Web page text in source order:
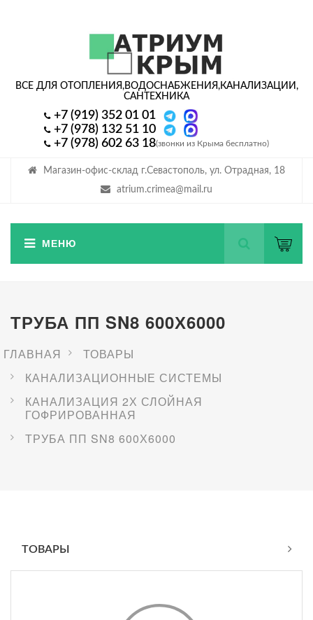
Магазин-офис-склад г.Севастополь, ул. Отрадная, 18
atrium.crimea@mail.ru
ВСЕ ДЛЯ ОТОПЛЕНИЯ,ВОДОСНАБЖЕНИЯ,КАНАЛИЗАЦИИ,
САНТЕХНИКА
+7 (919) 352 01 01
+7 (978) 132 51 10
+7 (978) 602 63 18(звонки из Крыма бесплатно)
ТРУБА ПП SN8 600Х6000
ГЛАВНАЯ
ТОВАРЫ
КАНАЛИЗАЦИОННЫЕ СИСТЕМЫ
КАНАЛИЗАЦИЯ 2Х СЛОЙНАЯ
ГОФРИРОВАННАЯ
ТРУБА ПП SN8 600Х6000
ТОВАРЫ